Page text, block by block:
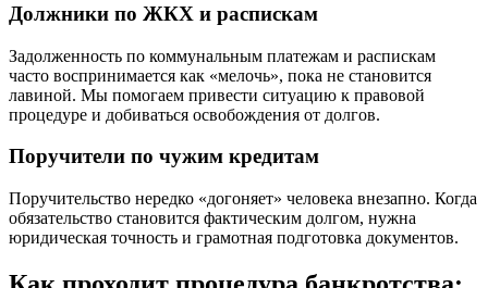
Должники по ЖКХ и распискам
Задолженность по коммунальным платежам и распискам
часто воспринимается как «мелочь», пока не становится
лавиной. Мы помогаем привести ситуацию к правовой
процедуре и добиваться освобождения от долгов.
Поручители по чужим кредитам
Поручительство нередко «догоняет» человека внезапно. Когда
обязательство становится фактическим долгом, нужна
юридическая точность и грамотная подготовка документов.